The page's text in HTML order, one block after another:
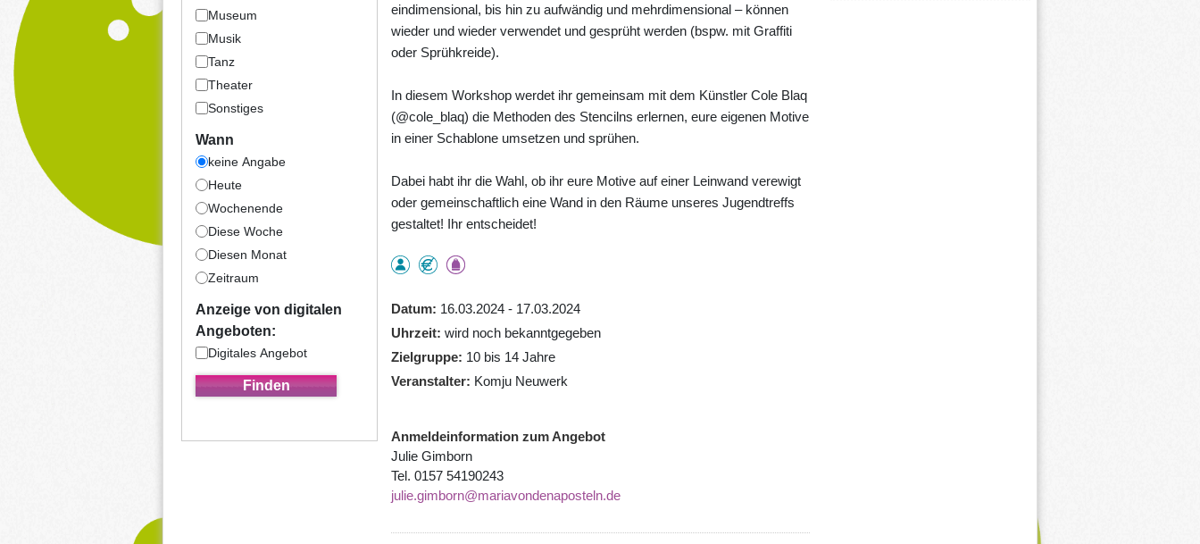
Museum
Musik
Tanz
Theater
Sonstiges
Wann
keine Angabe
Heute
Wochenende
Diese Woche
Diesen Monat
Zeitraum
Anzeige von digitalen
Angeboten:
Digitales Angebot
eindimensional, bis hin zu aufwändig und mehrdimensional – können
wieder und wieder verwendet und gesprüht werden (bspw. mit Graffiti
oder Sprühkreide).
In diesem Workshop werdet ihr gemeinsam mit dem Künstler Cole Blaq
(@cole_blaq) die Methoden des Stencilns erlernen, eure eigenen Motive
in einer Schablone umsetzen und sprühen.
Dabei habt ihr die Wahl, ob ihr eure Motive auf einer Leinwand verewigt
oder gemeinschaftlich eine Wand in den Räume unseres Jugendtreffs
gestaltet! Ihr entscheidet!
Datum
16.03.2024 - 17.03.2024
Uhrzeit wird noch bekanntgegeben
Zielgruppe
10 bis 14 Jahre
Veranstalter
Komju Neuwerk
Anmeldeinformation zum Angebot
Julie Gimborn
Tel. 0157 54190243
julie.gimborn@mariavondenaposteln.de